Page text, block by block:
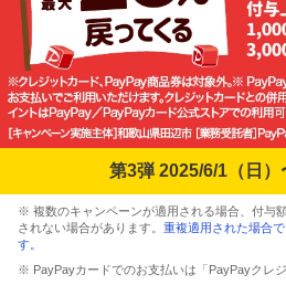
第3弾 2025/6/1（日）
※ 複数のキャンペーンが適用される場合、付与
されない場合があります。 重複適用された場合
す。
※ PayPayカードでのお支払いは「PayPayクレ